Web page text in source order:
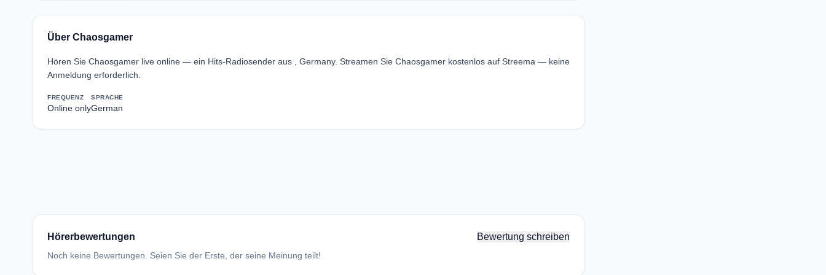
Über Chaosgamer
Hören Sie Chaosgamer live online — ein Hits-Radiosender aus , Germany. Streamen Sie Chaosgamer kostenlos auf Streema — keine
Anmeldung erforderlich.
FREQUENZ
Online only
SPRACHE
German
Hörerbewertungen Bewertung schreiben
Noch keine Bewertungen. Seien Sie der Erste, der seine Meinung teilt!